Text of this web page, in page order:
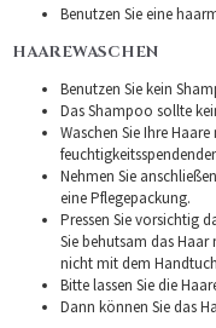
Benutzen Sie eine
HAAREWASCHEN
Benutzen Sie kein
Das Shampoo sollte
Waschen Sie Ihre
Nehmen Sie
eine Pflegepackung.
Pressen Sie vorsichtig
Sie behutsam das
nicht mit dem
Bitte lassen Sie die
Dann können Sie das